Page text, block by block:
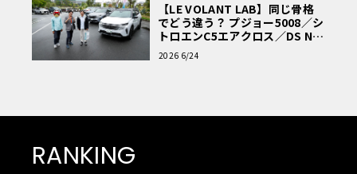
【LE VOLANT LAB】同じ骨格
でどう違う？ プジョー5008／シ
トロエンC5エアクロス／DS Nº4
読者一気乗りレポート
2026 6/24
RANKING